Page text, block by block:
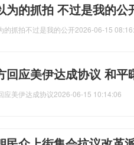
为的抓拍 不过是我的
的抓拍不过是我的公开2026-06-15
回应美伊达成协议 和平
应美伊达成协议2026-06-15 10:14:06